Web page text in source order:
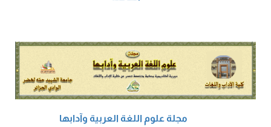
مجلة علوم اللغة العربية وآدابها